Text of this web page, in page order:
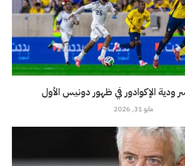
ودية الإكوادور في ظهور دونيس الأول
مايو 31, 2026